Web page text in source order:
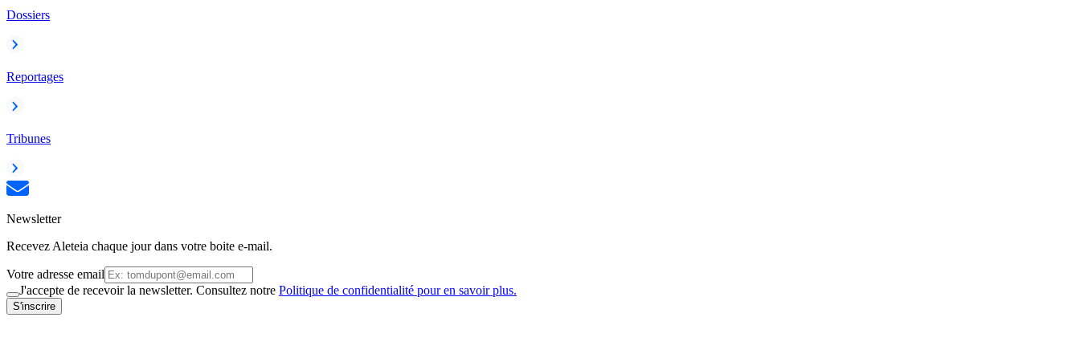
Dossiers
Reportages
Tribunes
Newsletter
Recevez Aleteia chaque jour dans votre boite e-mail.
Votre adresse email
J'accepte de recevoir la newsletter. Consultez notre Politique de confidentialité pour en savoir plus.
S'inscrire